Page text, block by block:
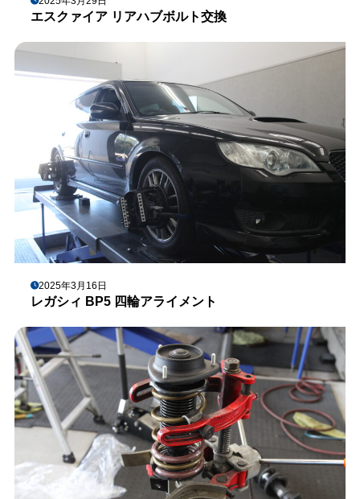
エスクァイア リアハブボルト交換
2025年3月16日
レガシィ BP5 四輪アライメント